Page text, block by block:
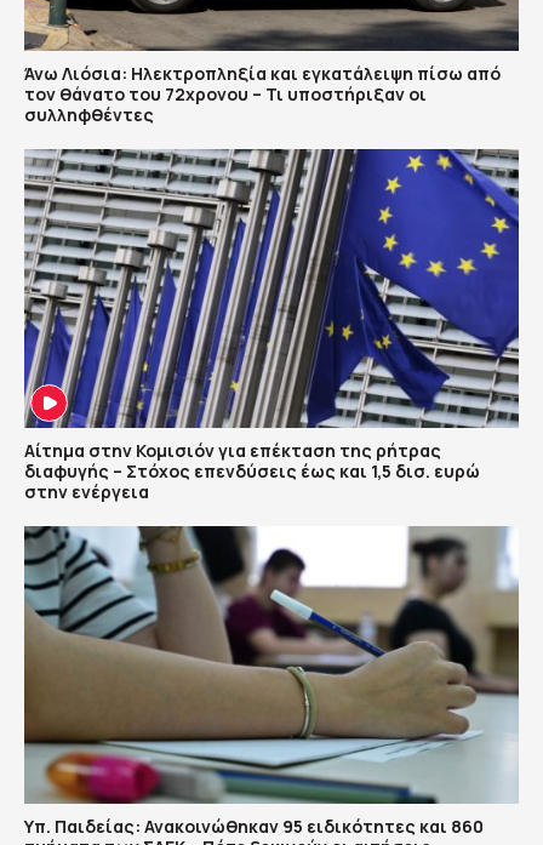
Άνω Λιόσια: Ηλεκτροπληξία και εγκατάλειψη πίσω από
τον θάνατο του 72χρονου – Τι υποστήριξαν οι
συλληφθέντες
Αίτημα στην Κομισιόν για επέκταση της ρήτρας
διαφυγής – Στόχος επενδύσεις έως και 1,5 δισ. ευρώ
στην ενέργεια
Υπ. Παιδείας: Ανακοινώθηκαν 95 ειδικότητες και 860